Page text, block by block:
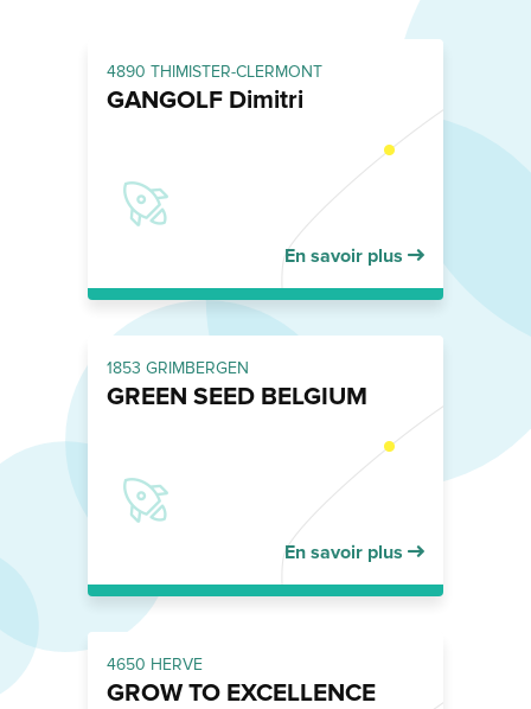
4890 THIMISTER-CLERMONT
GANGOLF Dimitri
En savoir plus
1853 GRIMBERGEN
GREEN SEED BELGIUM
En savoir plus
4650 HERVE
GROW TO EXCELLENCE